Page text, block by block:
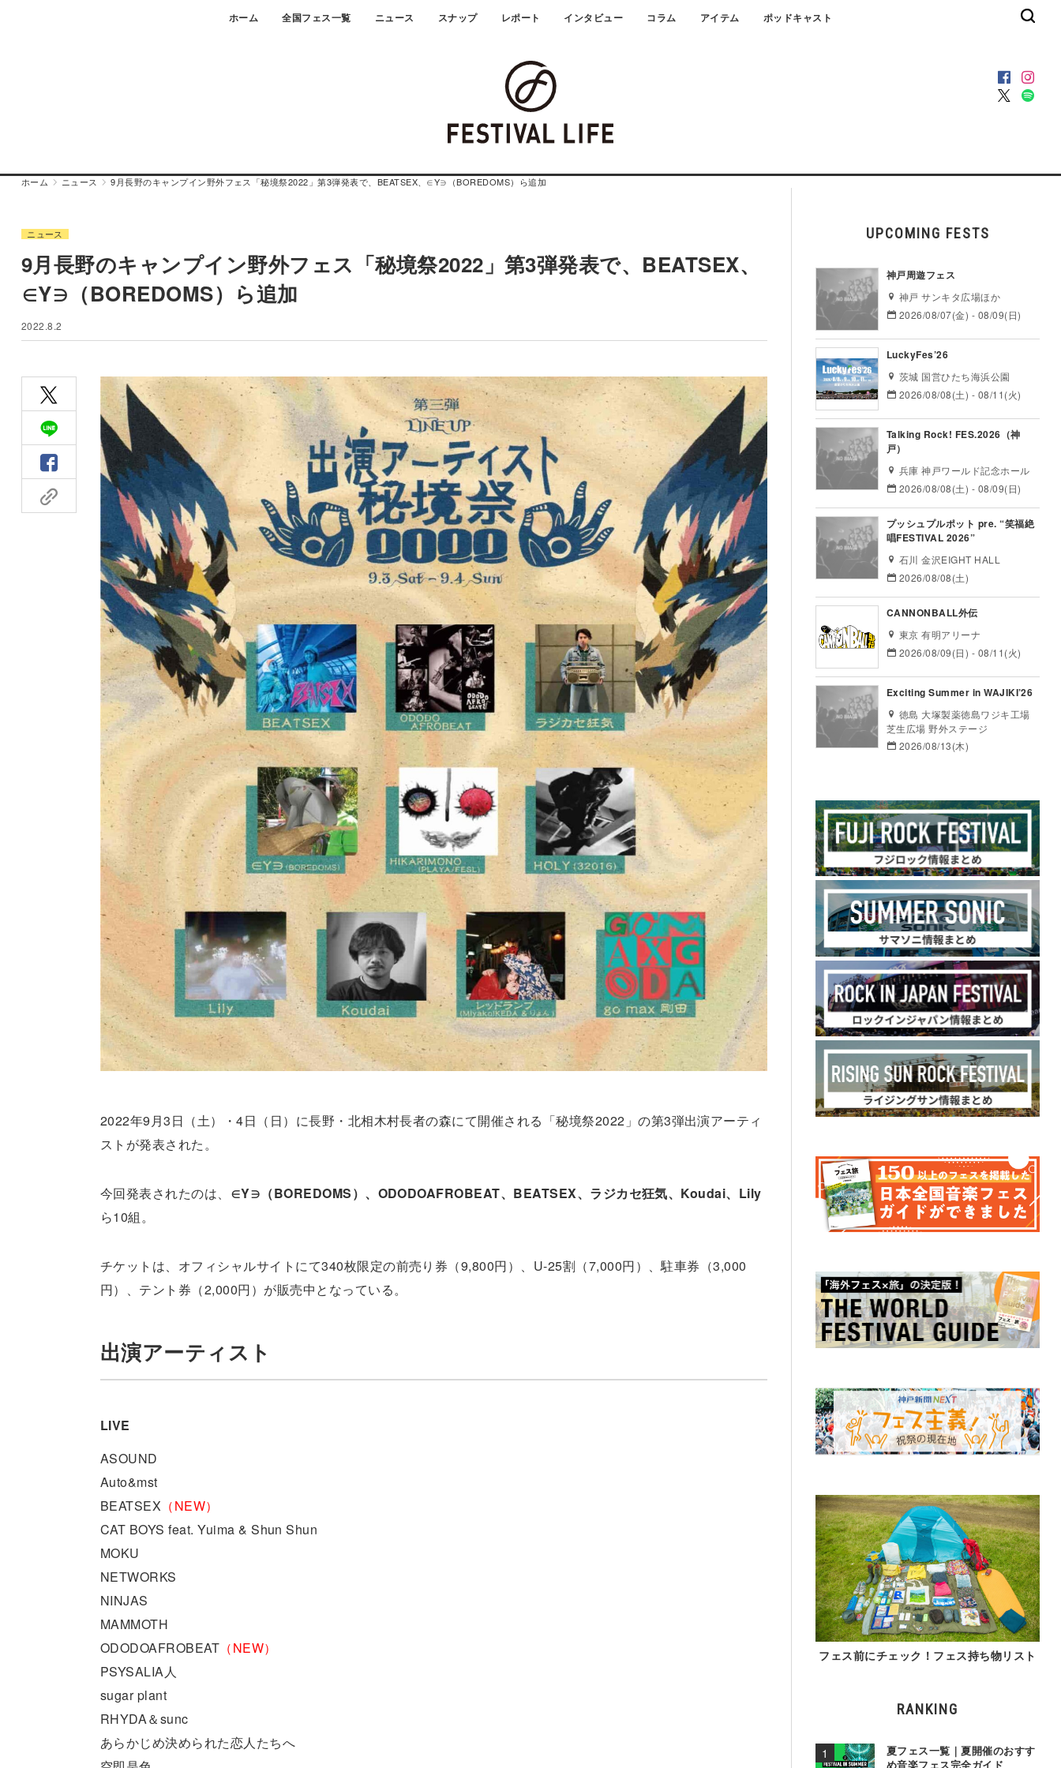
ホーム 全国フェス一覧 ニュース スナップ レポート インタビュー コラム アイテム ポッドキャスト
ホーム ニュース 9月長野のキャンプイン野外フェス「秘境祭2022」第3弾発表で、BEATSEX、∈Y∋（BOREDOMS）ら追加
ニュース
9月長野のキャンプイン野外フェス「秘境祭2022」第3弾発表で、BEATSEX、
∈Y∋（BOREDOMS）ら追加
2022.8.2
2022年9月3日（土）・4日（日）に長野・北相木村長者の森にて開催される「秘境祭2022」の第3弾出演アーティ
ストが発表された。
今回発表されたのは、 ∈Y∋（BOREDOMS）、ODODOAFROBEAT、BEATSEX、ラジカセ狂気、Koudai、Lily
ら10組。
チケットは、オフィシャルサイトにて340枚限定の前売り券（9,800円）、U-25割（7,000円）、駐車券（3,000
円）、テント券（2,000円）が販売中となっている。
出演アーティスト
LIVE
ASOUND
Auto&mst
BEATSEX （NEW）
CAT BOYS feat. Yuima & Shun Shun
MOKU
NETWORKS
NINJAS
MAMMOTH
ODODOAFROBEAT （NEW）
PSYSALIA人
sugar plant
RHYDA＆sunc
あらかじめ決められた恋人たちへ
UPCOMING FESTS
神戸周遊フェス
神戸 サンキタ広場ほか
2026/08/07(金) - 08/09(日)
LuckyFes’26
茨城 国営ひたち海浜公園
2026/08/08(土) - 08/11(火)
Talking Rock! FES.2026（神
戸）
兵庫 神戸ワールド記念ホール
2026/08/08(土) - 08/09(日)
プッシュプルポット pre. “笑福絶
唱FESTIVAL 2026”
石川 金沢EIGHT HALL
2026/08/08(土)
CANNONBALL外伝
東京 有明アリーナ
2026/08/09(日) - 08/11(火)
Exciting Summer in WAJIKI’26
徳島 大塚製薬徳島ワジキ工場
芝生広場 野外ステージ
2026/08/13(木)
フェス前にチェック！フェス持ち物リスト
RANKING
夏フェス一覧｜夏開催のおすす
め音楽フェス完全ガイド